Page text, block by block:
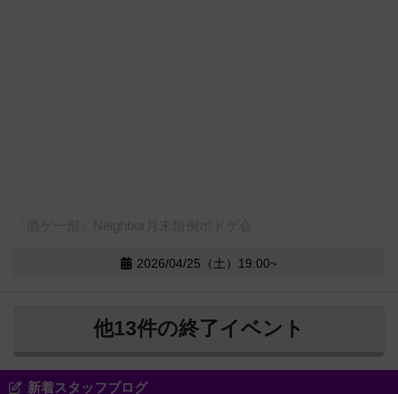
2026/04/25（土）19:00~
他13件の終了イベント
新着スタッフブログ